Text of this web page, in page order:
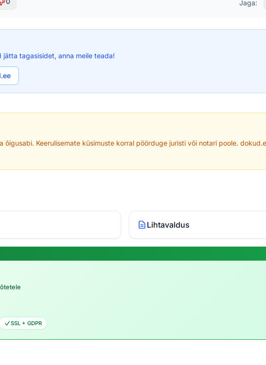
Jaga:
tagasisidet, anna meile teada!
õigusabi. Keerulisemate küsimuste korral pöörduge juristi või notari poole.
Lihtavaldus
SSL + GDPR